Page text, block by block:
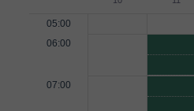
05:00
06:00
07:00